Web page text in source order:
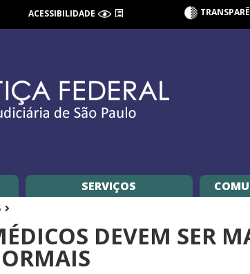
ACESSIBILIDADE
SERVIÇOS
DEVEM SER